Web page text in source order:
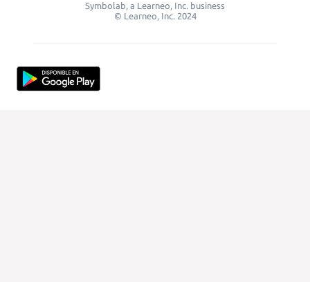
Symbolab, a Learneo, Inc. business
© Learneo, Inc. 2024